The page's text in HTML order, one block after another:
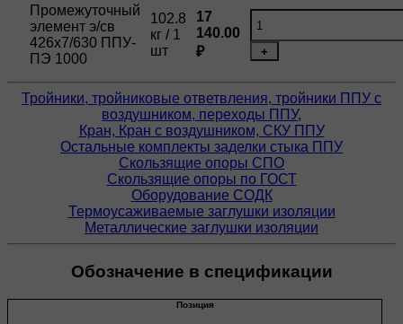
Промежуточный
элемент э/св
426х7/630 ППУ-
ПЭ 1000
102.8
кг / 1
шт
17
140.00
₽
+
Тройники, тройниковые ответвления, тройники ППУ с
воздушником, переходы ППУ,
Кран, Кран с воздушником, СКУ ППУ
Остальные комплекты заделки стыка ППУ
Скользящие опоры СПО
Скользящие опоры по ГОСТ
Оборудование СОДК
Термоусаживаемые заглушки изоляции
Металлические заглушки изоляции
Обозначение в спецификации
Позиция